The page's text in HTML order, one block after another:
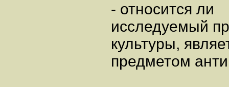
- относится ли
исследуемый
культуры,
предметом